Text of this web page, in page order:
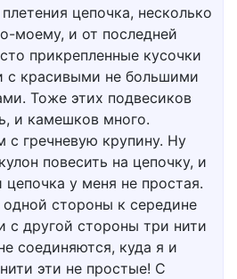
цепочка, несколько
моему, и от последней
прикрепленные кусочки
с красивыми не большими
Тоже этих подвесиков
и камешков много.
гречневую крупину. Ну
повесить на цепочку, и
цепочка у меня не простая.
стороны к середине
с другой стороны три нити
соединяются, куда я и
эти не простые! С